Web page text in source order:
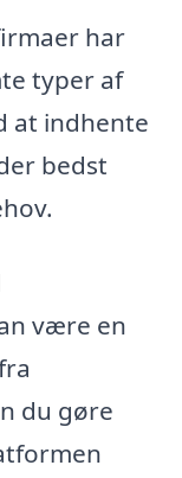
har
typer af
at indhente
bedst
være en
du gøre